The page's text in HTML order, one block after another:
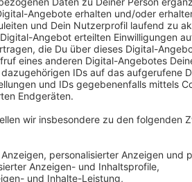
Knapp 200 Menschen (193), bei
Quarantäne. Die für das
behandelt werden müssen, ist leicht
Corona in Düsseldorfer Kliniken -
Menschen - vor einer Woche waren es
Anzeige